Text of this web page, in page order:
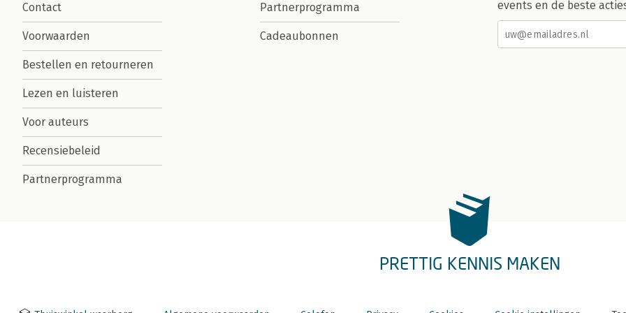
Contact
Voorwaarden
Bestellen en retourneren
Lezen en luisteren
Voor auteurs
Recensiebeleid
Partnerprogramma
Partnerprogramma
Cadeaubonnen
events en de beste
PRETTIG KENNIS MAKEN